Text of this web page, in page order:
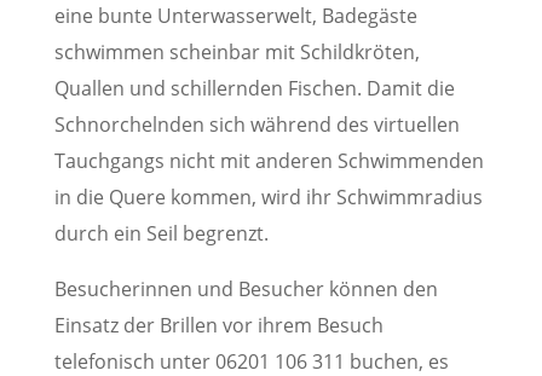
eine bunte Unterwasserwelt, Badegäste
schwimmen scheinbar mit Schildkröten,
Quallen und schillernden Fischen. Damit die
Schnorchelnden sich während des virtuellen
Tauchgangs nicht mit anderen Schwimmenden
in die Quere kommen, wird ihr Schwimmradius
durch ein Seil begrenzt.
Besucherinnen und Besucher können den
Einsatz der Brillen vor ihrem Besuch
telefonisch unter 06201 106 311 buchen, es